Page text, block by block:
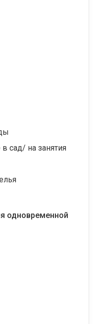
сад/ на занятия
одновременной